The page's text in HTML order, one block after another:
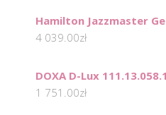
Hamilton Jazzmaster
4 039.00zł
DOXA D-Lux
1 751.00zł